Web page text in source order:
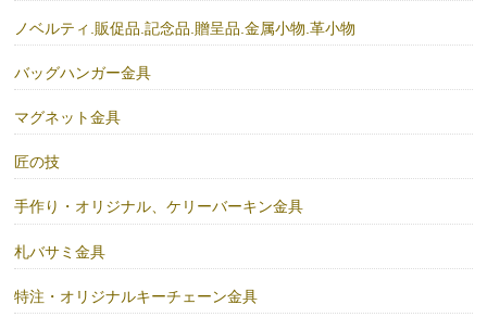
ノベルティ.販促品.記念品.贈呈品.金属小物.革小物
バッグハンガー金具
マグネット金具
匠の技
手作り・オリジナル、ケリーバーキン金具
札バサミ金具
特注・オリジナルキーチェーン金具